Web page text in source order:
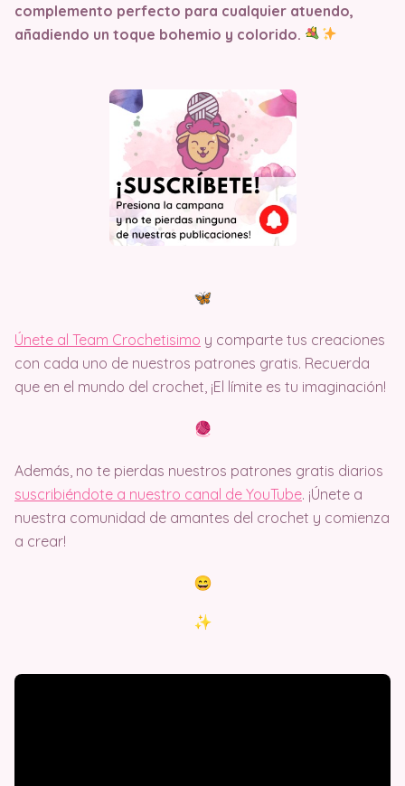
complemento perfecto para cualquier atuendo,
añadiendo un toque bohemio y colorido.
Únete al Team Crochetisimo y comparte tus creaciones
con cada uno de nuestros patrones gratis. Recuerda
que en el mundo del crochet, ¡El límite es tu imaginación!
Además, no te pierdas nuestros patrones gratis diarios
suscribiéndote a nuestro canal de YouTube. ¡Únete a
nuestra comunidad de amantes del crochet y comienza
a crear!